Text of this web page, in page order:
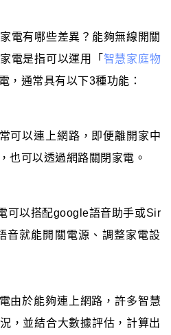
電有哪些差異？能夠無線開關
電是指可以運用「 智慧家庭物
，通常具有以下3種功能：
可以連上網路，即便離開家中
也可以透過網路關閉家電。
可以搭配google語音助手或Sir
音就能開關電源、調整家電設
由於能夠連上網路，許多智慧
，並結合大數據評估，計算出